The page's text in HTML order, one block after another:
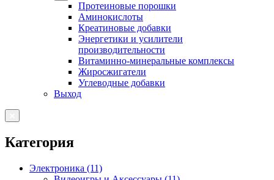
Протеиновые порошки
Аминокислоты
Креатиновые добавки
Энергетики и усилители
производительности
Витаминно-минеральные комплексы
Жиросжигатели
Углеводные добавки
Выход
Категория
Электроника (11)